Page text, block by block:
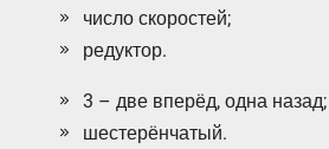
число скоростей;
редуктор.
3 – две вперёд, одна назад;
шестерёнчатый.